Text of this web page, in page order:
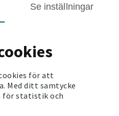
Se inställningar
för att
Med ditt samtycke
för statistik och
och ny spännande